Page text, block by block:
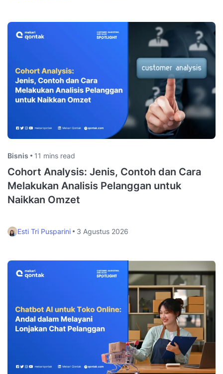
Bisnis 11 mins read
Cohort Analysis: Jenis, Contoh dan Cara
Melakukan Analisis Pelanggan untuk
Naikkan Omzet
Esti Tri Pusparini 3 Agustus 2026